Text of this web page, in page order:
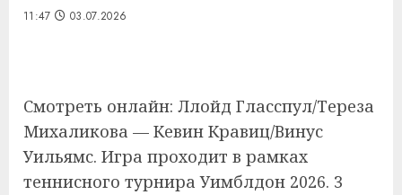
11:47 03.07.2026
Смотреть онлайн: Ллойд Гласспул/Тереза
Михаликова — Кевин Кравиц/Винус
Уильямс. Игра проходит в рамках
теннисного турнира Уимблдон 2026. 3